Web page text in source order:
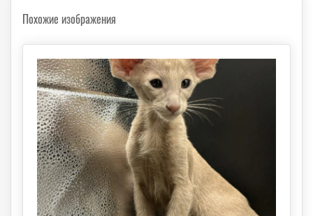
Похожие изображения